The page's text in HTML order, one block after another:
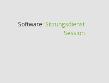
Software:Sitzungsdienst
Session(Wird in